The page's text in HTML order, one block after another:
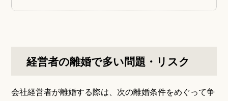
経営者の離婚で多い問題・リスク
会社経営者が離婚する際は、次の離婚条件をめぐって争